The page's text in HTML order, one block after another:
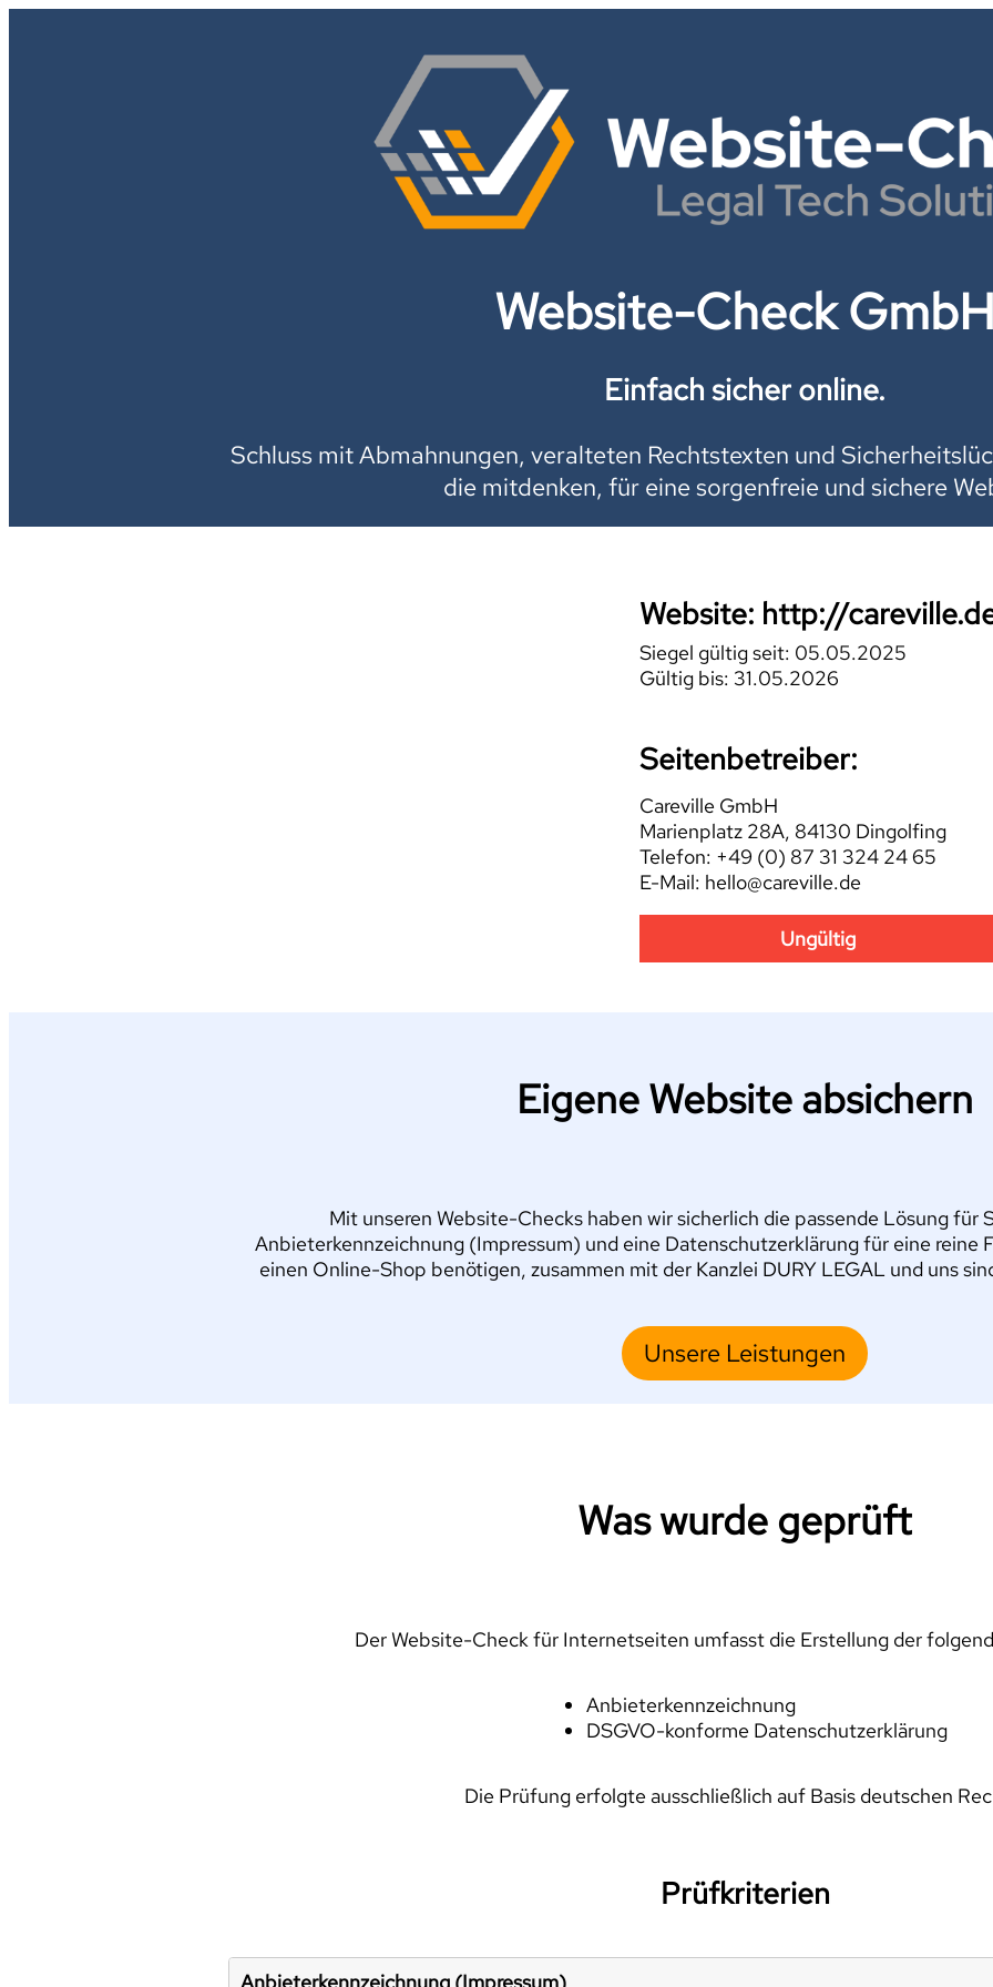
Website-Check
Einfach sicher online.
Schluss mit Abmahnungen, veralteten Rechtstexten und
die mitdenken, für eine sorgenfreie und sichere
Website: http://
Siegel gültig seit: 05.05.2025
Gültig bis: 31.05.2026
Seitenbetreiber:
Careville GmbH
Marienplatz 28A, 84130 Dingolfing
Telefon: +49 (0) 87 31 324 24 65
E-Mail: hello@careville.de
Ungültig
Eigene Website absichern
Mit unseren Website-Checks haben wir sicherlich die passende Lösung für
Anbieterkennzeichnung (Impressum) und eine Datenschutzerklärung für eine reine
einen Online-Shop benötigen, zusammen mit der Kanzlei DURY LEGAL und uns
Unsere Leistungen
Was wurde geprüft
Der Website-Check für Internetseiten umfasst die Erstellung der
Anbieterkennzeichnung
DSGVO-konforme Datenschutzerklärung
Die Prüfung erfolgte ausschließlich auf Basis deutschen
Prüfkriterien